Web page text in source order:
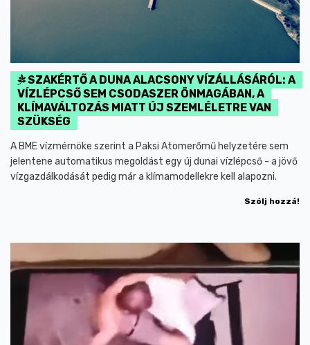
SZAKÉRTŐ A DUNA ALACSONY VÍZÁLLÁSÁRÓL: A
VÍZLÉPCSŐ SEM CSODASZER ÖNMAGÁBAN, A
KLÍMAVÁLTOZÁS MIATT ÚJ SZEMLÉLETRE VAN
SZÜKSÉG
A BME vízmérnöke szerint a Paksi Atomerőmű helyzetére sem
jelentene automatikus megoldást egy új dunai vízlépcső - a jövő
vízgazdálkodását pedig már a klímamodellekre kell alapozni.
Szólj hozzá!